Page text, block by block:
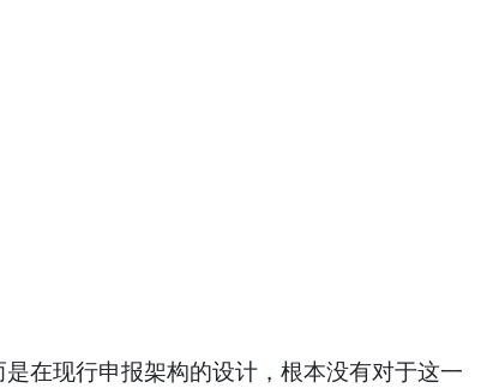
在现行申报架构的设计，根本没有对于这一